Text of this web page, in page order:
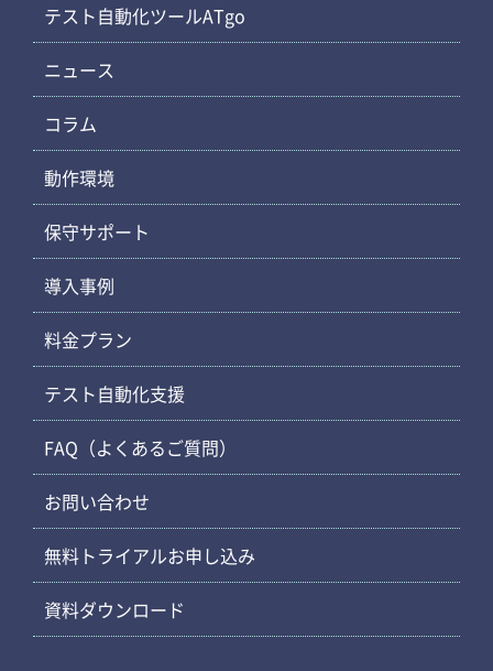
テスト自動化ツールATgo
ニュース
コラム
動作環境
保守サポート
導入事例
料金プラン
テスト自動化支援
FAQ（よくあるご質問）
お問い合わせ
無料トライアルお申し込み
資料ダウンロード